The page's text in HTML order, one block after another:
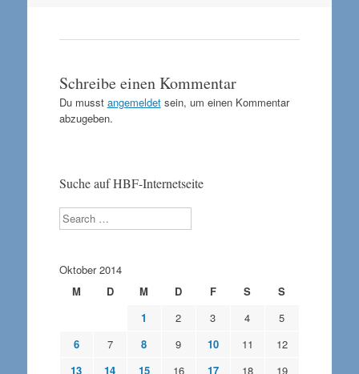
Schreibe einen Kommentar
Du musst angemeldetsein, um einen Kommentar
abzugeben.
Suche auf HBF-Internetseite
Search
Oktober 2014
M
D M D F S
S
1
2 3 4
5
6
7 8 9 10 11
12
13
14 15 16 17 18
19